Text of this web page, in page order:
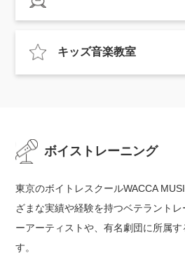
キッズ音楽教室
ボイストレーニング
東京のボイトレスクールWACCA
ざまな実績や経験を持つベテラントレ
ーアーティストや、有名劇団に所属
す。